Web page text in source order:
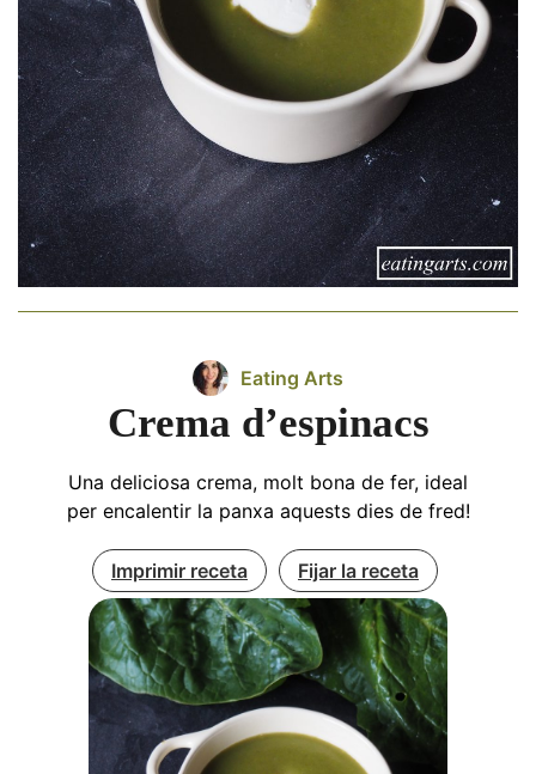
Eating Arts
Crema d’espinacs
Una deliciosa crema, molt bona de fer, ideal
per encalentir la panxa aquests dies de fred!
Imprimir receta Fijar la receta